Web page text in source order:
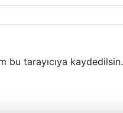
bu tarayıcıya kaydedilsin.